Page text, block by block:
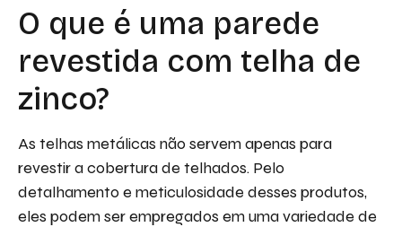
O que é uma parede
revestida com telha de
zinco?
As telhas metálicas não servem apenas para
revestir a cobertura de telhados. Pelo
detalhamento e meticulosidade desses produtos,
eles podem ser empregados em uma variedade de